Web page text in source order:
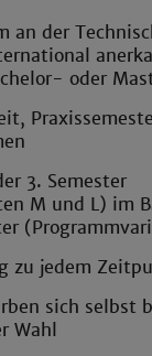
an der
oder
3. Semester
M und L) im
(
zu jedem
sich selbst
Wahl